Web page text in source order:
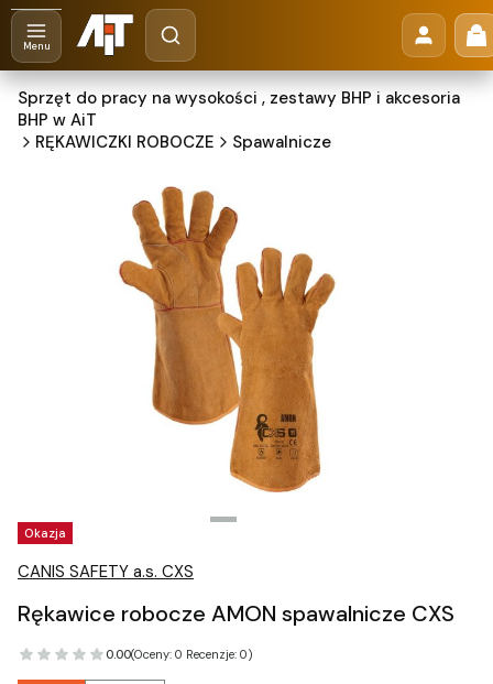
Otwórz wyszukiwarkę
Szukaj
Sprzęt do pracy na wysokości , zestawy BHP i akcesoria
BHP w AiT
RĘKAWICZKI ROBOCZE
Spawalnicze
Tagi produktu
Okazja
CANIS SAFETY a.s. CXS
Rękawice robocze AMON spawalnicze CXS
0.00(Oceny: 0 Recenzje: 0)
Menu